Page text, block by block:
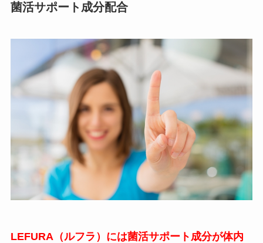
菌活サポート成分配合
LEFURA（ルフラ）には菌活サポート成分が体内